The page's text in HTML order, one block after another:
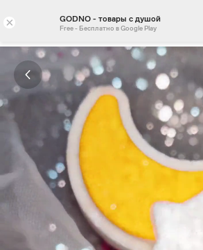
× GODNO - товары с душой
Free - Бесплатно в Google Play